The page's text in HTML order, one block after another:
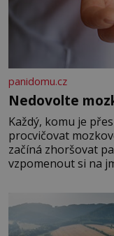
panidomu.cz
Nedovolte
Každý, komu je
procvičovat
začíná zhoršovat
vzpomenout si na
Je to opravdu tak,
rozhodla